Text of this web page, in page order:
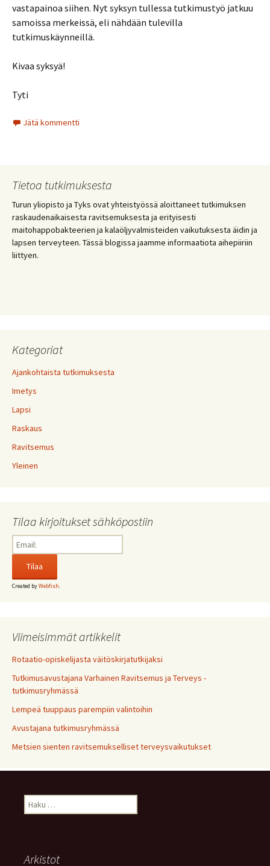
vastapainoa siihen. Nyt syksyn tullessa tutkimustyö jatkuu
samoissa merkeissä, eli nähdään tulevilla
tutkimuskäynneillä.
Kivaa syksyä!
Tyti
Jätä kommentti
Tietoa tutkimuksesta
Turun yliopisto ja Tyks ovat yhteistyössä aloittaneet tutkimuksen
raskaudenaikaisesta ravitsemuksesta ja erityisesti
maitohappobakteerien ja kalaöljyvalmisteiden vaikutuksesta äidin ja
lapsen terveyteen. Tässä blogissa jaamme informaatiota aihepiiriin
liittyen.
Kategoriat
Ajankohtaista tutkimuksesta
Imetys
Lapsi
Raskaus
Ravitsemus
Yleinen
Tilaa kirjoitukset sähköpostiin
Created byWebfish.
Viimeisimmät artikkelit
Rotaatio-opiskelijasta väitöskirjatutkijaksi
Tutkimusavustajana Varhainen Ravitsemus ja Terveys -
tutkimusryhmässä
Lempeä tuuppaus parempiin valintoihin
Avustajana tutkimusryhmässä
Metsien sienten ravitsemukselliset terveysvaikutukset
Haku:
Arkistot